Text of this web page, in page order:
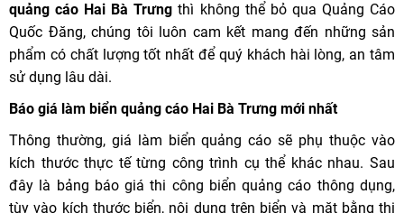
quảng cáo Hai Bà Trưng thì không thể bỏ qua Quảng Cáo
Quốc Đăng, chúng tôi luôn cam kết mang đến những sản
phẩm có chất lượng tốt nhất để quý khách hài lòng, an tâm
sử dụng lâu dài.
Báo giá làm biển quảng cáo Hai Bà Trưng mới nhất
Thông thường, giá làm biển quảng cáo sẽ phụ thuộc vào
kích thước thực tế từng công trình cụ thể khác nhau. Sau
đây là bảng báo giá thi công biển quảng cáo thông dụng,
tùy vào kích thước biển, nội dung trên biển và mặt bằng thi